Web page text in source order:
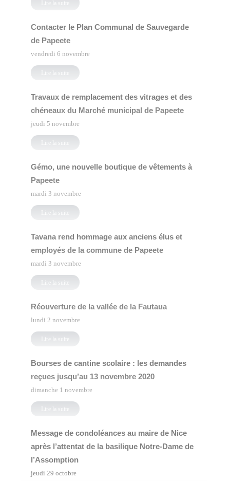
Lire la suite
Contacter le Plan Communal de Sauvegarde
de Papeete
vendredi 6 novembre
Lire la suite
Travaux de remplacement des vitrages et des
chéneaux du Marché municipal de Papeete
jeudi 5 novembre
Lire la suite
Gémo, une nouvelle boutique de vêtements à
Papeete
mardi 3 novembre
Lire la suite
Tavana rend hommage aux anciens élus et
employés de la commune de Papeete
mardi 3 novembre
Lire la suite
Réouverture de la vallée de la Fautaua
lundi 2 novembre
Lire la suite
Bourses de cantine scolaire : les demandes
reçues jusqu’au 13 novembre 2020
dimanche 1 novembre
Lire la suite
Message de condoléances au maire de Nice
après l’attentat de la basilique Notre-Dame de
l’Assomption
jeudi 29 octobre